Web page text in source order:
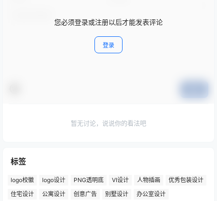
您必须登录或注册以后才能发表评论
登录
暂无讨论，说说你的看法吧
标签
logo校徽 logo设计 PNG透明底 VI设计 人物插画
优秀包装设计
住宅设计
公寓设计 创意广告 别墅设计 办公室设计